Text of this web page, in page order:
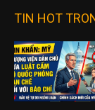
TIN HOT